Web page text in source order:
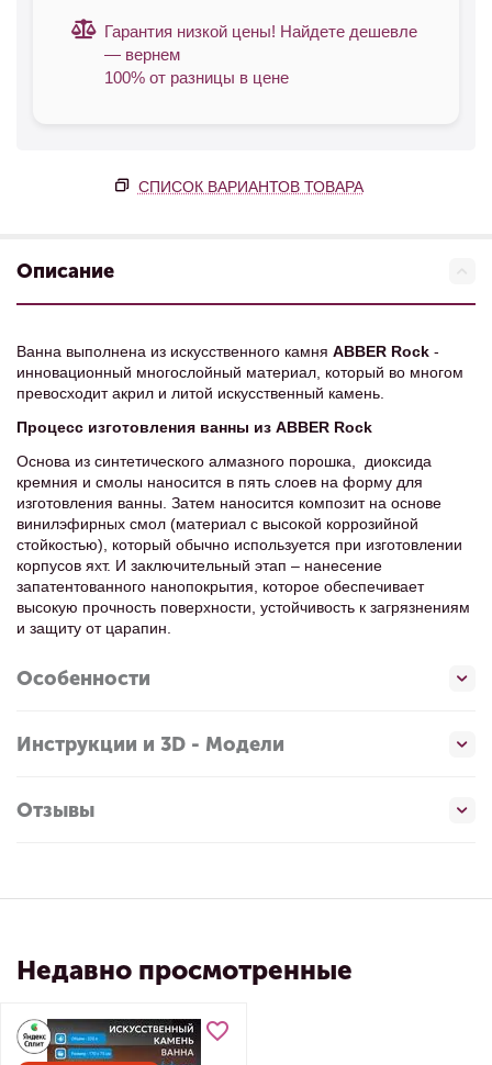
Гарантия низкой цены! Найдете дешевле
— вернем
100% от разницы в цене
СПИСОК ВАРИАНТОВ ТОВАРА
Описание
Ванна выполнена из искусственного камня ABBER Rock -
инновационный многослойный материал, который во многом
превосходит акрил и литой искусственный камень.
Процесс изготовления ванны из ABBER Rock
Основа из синтетического алмазного порошка, диоксида
кремния и смолы наносится в пять слоев на форму для
изготовления ванны. Затем наносится композит на основе
винилэфирных смол (материал с высокой коррозийной
стойкостью), который обычно используется при изготовлении
корпусов яхт. И заключительный этап – нанесение
запатентованного нанопокрытия, которое обеспечивает
высокую прочность поверхности, устойчивость к загрязнениям
и защиту от царапин.
Особенности
Инструкции и 3D - Модели
Отзывы
Недавно просмотренные